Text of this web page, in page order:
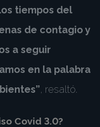
tiempos del
de contagio y
a seguir
en la palabra
, resaltó.
Covid 3.0?